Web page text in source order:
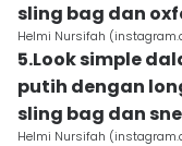
sling bag dan
Helmi Nursifah
5.Look simple
putih dengan
sling bag dan
Helmi Nursifah